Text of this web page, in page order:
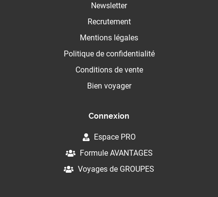
Newsletter
Recrutement
Mentions légales
Politique de confidentialité
Conditions de vente
Bien voyager
Connexion
Espace PRO
Formule AVANTAGES
Voyages de GROUPES